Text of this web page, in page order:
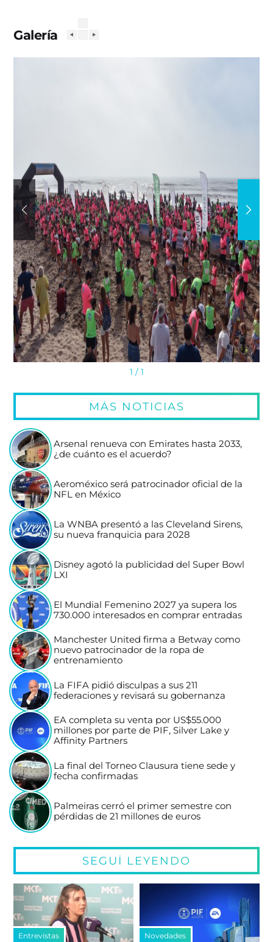
Galería
1 / 1
MÁS NOTICIAS
Arsenal renueva con Emirates hasta 2033,
¿de cuánto es el acuerdo?
Aeroméxico será patrocinador oficial de la
NFL en México
La WNBA presentó a las Cleveland Sirens,
su nueva franquicia para 2028
Disney agotó la publicidad del Super Bowl
LXI
El Mundial Femenino 2027 ya supera los
730.000 interesados en comprar entradas
Manchester United firma a Betway como
nuevo patrocinador de la ropa de
entrenamiento
La FIFA pidió disculpas a sus 211
federaciones y revisará su gobernanza
EA completa su venta por US$55.000
millones por parte de PIF, Silver Lake y
Affinity Partners
La final del Torneo Clausura tiene sede y
fecha confirmadas
Palmeiras cerró el primer semestre con
pérdidas de 21 millones de euros
SEGUÍ LEYENDO
Entrevistas Novedades